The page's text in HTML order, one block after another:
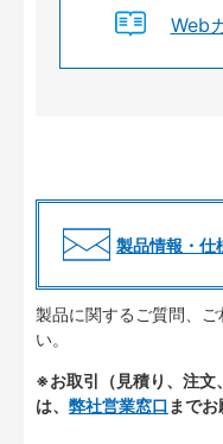
Web
製品情報・仕
製品に関するご質問、
い。
※お取引（見積り、注文
は、 弊社営業窓口 までお